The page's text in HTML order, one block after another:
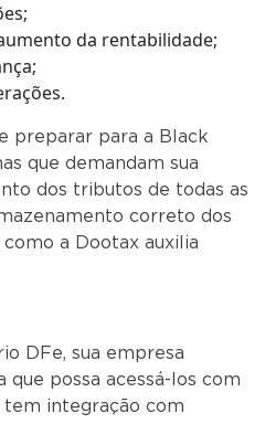
da rentabilidade;
preparar para a Black
que demandam sua
dos tributos de todas as
correto dos
a Dootax auxilia
DFe, sua empresa
que possa acessá-los com
integração com